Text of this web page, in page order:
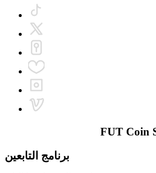
FUT Coin
برنامج التابعين